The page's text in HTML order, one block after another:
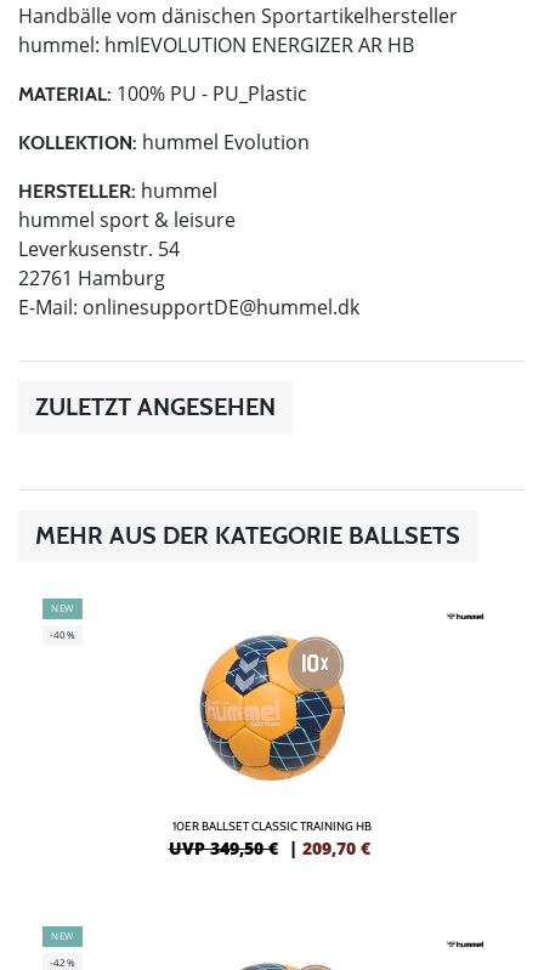
Handbälle vom dänischen Sportartikelhersteller
hummel: hmlEVOLUTION ENERGIZER AR HB
MATERIAL: 100% PU - PU_Plastic
KOLLEKTION: hummel Evolution
HERSTELLER: hummel
hummel sport & leisure
Leverkusenstr. 54
22761 Hamburg
E-Mail: onlinesupportDE@hummel.dk
ZULETZT ANGESEHEN
MEHR AUS DER KATEGORIE BALLSETS
NEW
-40%
10ER BALLSET CLASSIC TRAINING HB
UVP 349,50 € | 209,70 €
NEW
-42%